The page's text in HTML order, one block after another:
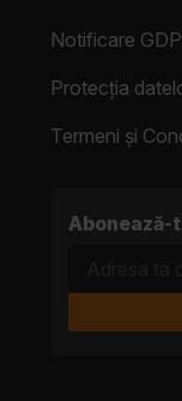
Notificare
Protecția
Termeni și
Abonează-